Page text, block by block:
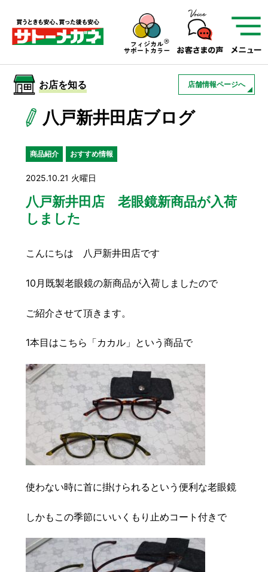
サトーメガネを知る
サトーメガネについて
01 サトーメガネの遠近
検査・フィッティング
03 アフターサービス
お店を知る
サービスを知る
レンズ交換 豆知識 レスキュー
お知らせ
お問い合わせ
採用情報 プライバシーポリシー
お店を知る 店舗情報ページへ
八戸新井田店ブログ
商品紹介 おすすめ情報
2025.10.21 火曜日
八戸新井田店 老眼鏡新商品が入荷
しました
こんにちは 八戸新井田店です
10月既製老眼鏡の新商品が入荷しましたので
ご紹介させて頂きます。
1本目はこちら「カカル」という商品で
使わない時に首に掛けられるという便利な老眼鏡
しかもこの季節にいいくもり止めコート付きで